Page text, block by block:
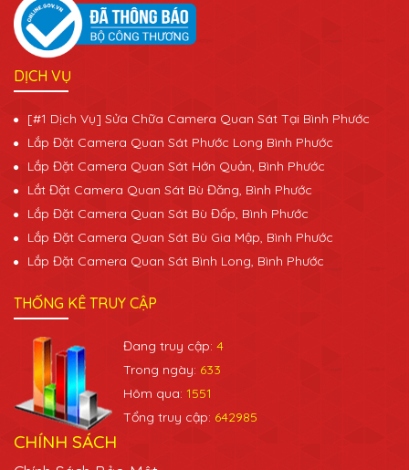
DỊCH VỤ
[#1 Dịch Vụ] Sửa Chữa Camera Quan Sát Tại Bình Phước
Lắp Đặt Camera Quan Sát Phước Long Bình Phước
Lắp Đặt Camera Quan Sát Hớn Quản, Bình Phước
Lắt Đặt Camera Quan Sát Bù Đăng, Bình Phước
Lắp Đặt Camera Quan Sát Bù Đốp, Bình Phước
Lắp Đặt Camera Quan Sát Bù Gia Mập, Bình Phước
Lắp Đặt Camera Quan Sát Bình Long, Bình Phước
THỐNG KÊ TRUY CẬP
Đang truy cập: 4
Trong ngày: 633
Hôm qua: 1551
Tổng truy cập: 642985
CHÍNH SÁCH